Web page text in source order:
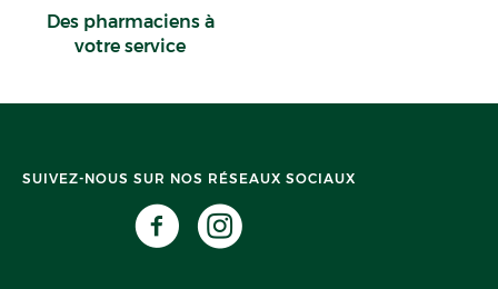
Des pharmaciens à
votre service
SUIVEZ-NOUS SUR NOS RÉSEAUX SOCIAUX